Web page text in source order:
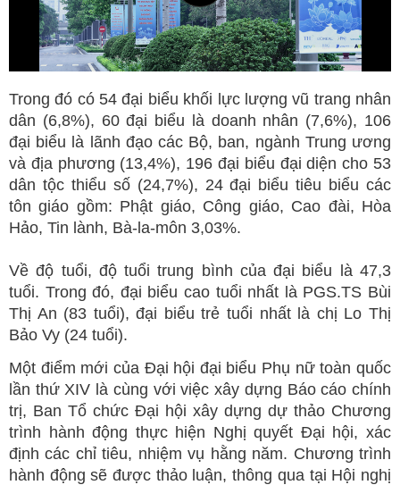
Trong đó có 54 đại biểu khối lực lượng vũ trang nhân
dân (6,8%), 60 đại biểu là doanh nhân (7,6%), 106
đại biểu là lãnh đạo các Bộ, ban, ngành Trung ương
và địa phương (13,4%), 196 đại biểu đại diện cho 53
dân tộc thiểu số (24,7%), 24 đại biểu tiêu biểu các
tôn giáo gồm: Phật giáo, Công giáo, Cao đài, Hòa
Hảo, Tin lành, Bà-la-môn 3,03%.
Về độ tuổi, độ tuổi trung bình của đại biểu là 47,3
tuổi. Trong đó, đại biểu cao tuổi nhất là PGS.TS Bùi
Thị An (83 tuổi), đại biểu trẻ tuổi nhất là chị Lo Thị
Bảo Vy (24 tuổi).
Một điểm mới của Đại hội đại biểu Phụ nữ toàn quốc
lần thứ XIV là cùng với việc xây dựng Báo cáo chính
trị, Ban Tổ chức Đại hội xây dựng dự thảo Chương
trình hành động thực hiện Nghị quyết Đại hội, xác
định các chỉ tiêu, nhiệm vụ hằng năm. Chương trình
hành động sẽ được thảo luận, thông qua tại Hội nghị